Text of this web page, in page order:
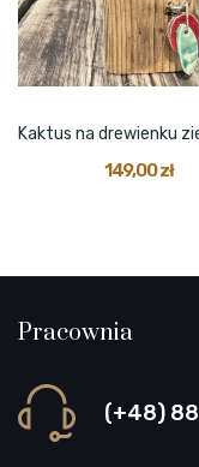
149,00 zł
Pracownia
(+48)